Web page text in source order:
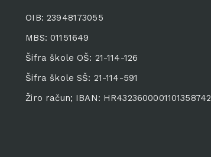
OIB: 23948173055
MBS: 01151649
Šifra škole OŠ: 21-114-126
Šifra škole SŠ: 21-114-591
Žiro račun; IBAN: HR4323600001101358742